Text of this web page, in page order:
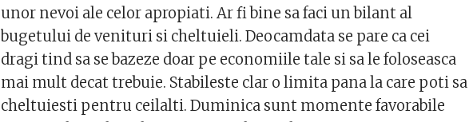
unor nevoi ale celor apropiati. Ar fi bine sa faci un bilant al
bugetului de venituri si cheltuieli. Deocamdata se pare ca cei
dragi tind sa se bazeze doar pe economiile tale si sa le foloseasca
mai mult decat trebuie. Stabileste clar o limita pana la care poti sa
cheltuiesti pentru ceilalti. Duminica sunt momente favorabile